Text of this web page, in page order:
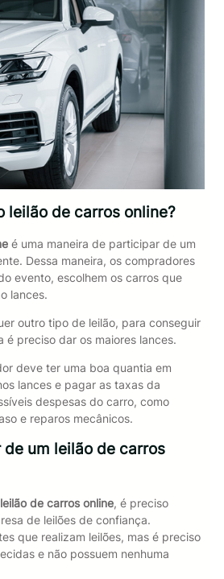
leilão de carros online?
é uma maneira de participar de um
Dessa maneira, os compradores
evento, escolhem os carros que
lances.
outro tipo de leilão, para conseguir
é preciso dar os maiores lances.
deve ter uma boa quantia em
lances e pagar as taxas da
despesas do carro, como
e reparos mecânicos.
um leilão de carros
leilão de carros online, é preciso
de leilões de confiança.
que realizam leilões, mas é preciso
e não possuem nenhuma